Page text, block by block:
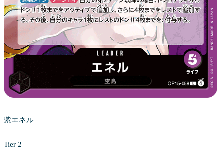
紫エネル
Tier 2